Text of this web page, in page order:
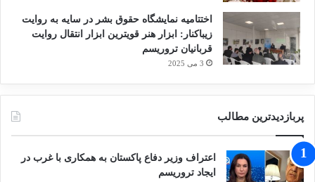
اختتامیه نمایشگاه حقوق بشر در سایه به روایت
زیباکنار: ابزار هنر قویترین ابزار انتقال روایت
قربانیان تروریسم
3 می 2025
پربازدیدترین مطالب
اعتراف وزیر دفاع پاکستان به همکاری با غرب در
ایجاد تروریسم